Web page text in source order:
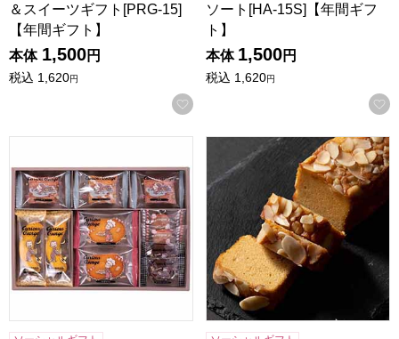
＆スイーツギフト[PRG-15]
【年間ギフト】
本体 1,500円
税込 1,620円
お気に入りに登録する
ソート[HA-15S]【年間ギフ
ト】
本体 1,500円
税込 1,620円
おさるのジョージ スイーツセット[CS-15N]【年間ギフト】
祇園きたざと パウンドケー